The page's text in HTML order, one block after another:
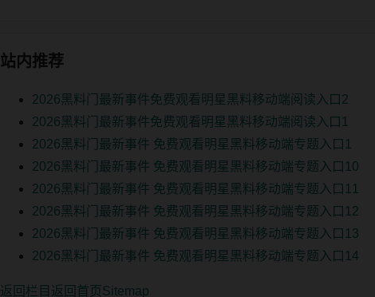
站内推荐
2026黑料门最新事件免费观看明星黑料移动端阅读入口2
2026黑料门最新事件免费观看明星黑料移动端阅读入口1
2026黑料门最新事件 免费观看明星黑料移动端专题入口1
2026黑料门最新事件 免费观看明星黑料移动端专题入口10
2026黑料门最新事件 免费观看明星黑料移动端专题入口11
2026黑料门最新事件 免费观看明星黑料移动端专题入口12
2026黑料门最新事件 免费观看明星黑料移动端专题入口13
2026黑料门最新事件 免费观看明星黑料移动端专题入口14
返回栏目 返回首页 Sitemap